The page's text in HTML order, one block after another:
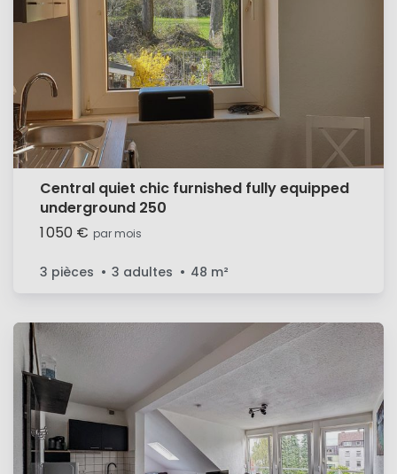
Central quiet chic furnished fully equipped
underground 250
1 050 € par mois
3 pièces 3 adultes 48 m²